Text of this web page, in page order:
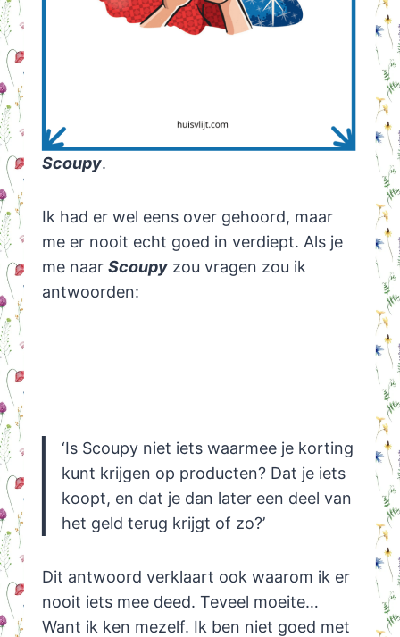
Scoupy.
Ik had er wel eens over gehoord, maar
me er nooit echt goed in verdiept. Als je
me naar Scoupyzou vragen zou ik
antwoorden:
‘Is Scoupy niet iets waarmee je korting
kunt krijgen op producten? Dat je iets
koopt, en dat je dan later een deel van
het geld terug krijgt of zo?’
Dit antwoord verklaart ook waarom ik er
nooit iets mee deed. Teveel moeite…
Want ik ken mezelf. Ik ben niet goed met